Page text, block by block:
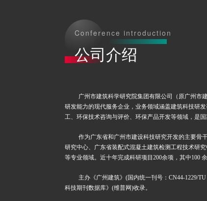
Conference introduction
公司介绍
广州市建筑科学研究院集团有限公司（原广州市
研发能力的现代服务企业，业务领域涵盖建筑科技研
工、环保技术咨询与评价、环保产品开发等领域，是
作为广东省和广州市建设科技研究开发的主要骨
研究中心、广东省装配式混凝土建筑检测工程技术研
等专业领域。近十年完成科研项目 200余项，其中100
主办《广州建筑》 (国内统一刊号： CN44-1229/TU
科技期刊数据库》 (维普网)收录。